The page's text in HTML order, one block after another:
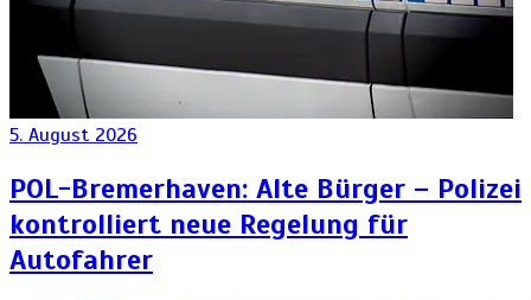
5. August 2026
POL-Bremerhaven: Alte Bürger – Polizei
kontrolliert neue Regelung für
Autofahrer